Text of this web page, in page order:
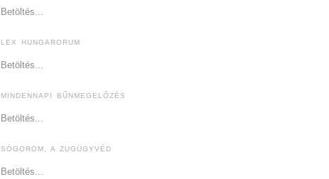
Betöltés...
LEX HUNGARORUM
Betöltés...
MINDENNAPI BŰNMEGELŐZÉS
Betöltés...
SÓGOROM, A ZUGÜGYVÉD
Betöltés...